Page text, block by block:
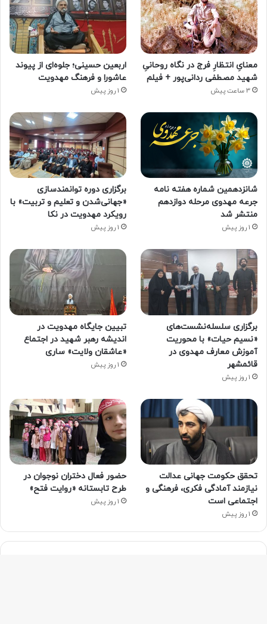
معنایِ انتظارِ فرج در نگاه روحانیِ
شهید مصطفی ردانی‌پور + فیلم
3 ساعت پیش
اربعین حسینی؛ جلوه‌ای از پیوند
عاشورا و فرهنگ مهدویت
1 روز پیش
شانزدهمین شماره هفته‌ نامه
جرعه مهدوی مرحله دوازدهم
منتشر شد
1 روز پیش
برگزاری دوره توانمندسازی
«جهانی‌شدن و تعلیم و تربیت» با
رویکرد مهدویت در نکا
1 روز پیش
برگزاری سلسله‌نشست‌های
«نسیم حیات» با محوریت
آموزش معارف مهدوی در
قائمشهر
1 روز پیش
تبیین جایگاه مهدویت در
اندیشه رهبر شهید در اجتماع
«عاشقان ولایت» ساری
1 روز پیش
تحقق حکومت جهانی عدالت
نیازمند آمادگی فکری، فرهنگی و
اجتماعی است
1 روز پیش
حضور فعال دختران نوجوان در
طرح تابستانه «روایت فتح»
1 روز پیش